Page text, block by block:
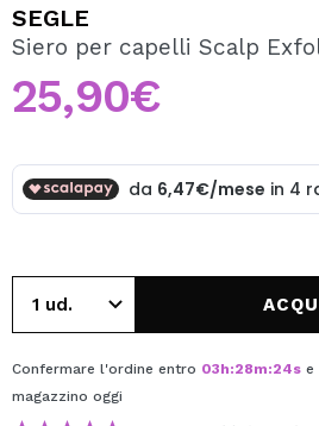
Creando un account su
acquisti velocemente, controllare
consultare le tue operazioni
CREARE UN
SEGLE
Siero per capelli Scalp
25,90€
Confermare l'ordine entro 03h:28m:24s e
magazzino oggi